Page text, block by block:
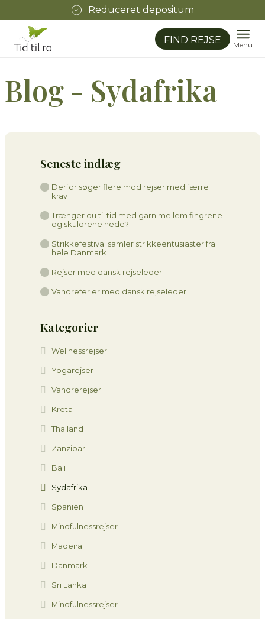
Reduceret depositum
FIND REJSE Menu
Blog - Sydafrika
Seneste indlæg
Derfor søger flere mod rejser med færre
krav
Trænger du til tid med garn mellem fingrene
og skuldrene nede?
Strikkefestival samler strikkeentusiaster fra
hele Danmark
Rejser med dansk rejseleder
Vandreferier med dansk rejseleder
Kategorier
Wellnessrejser
Yogarejser
Vandrerejser
Kreta
Thailand
Zanzibar
Bali
Sydafrika
Spanien
Mindfulnessrejser
Madeira
Danmark
Sri Lanka
Mindfulnessrejser